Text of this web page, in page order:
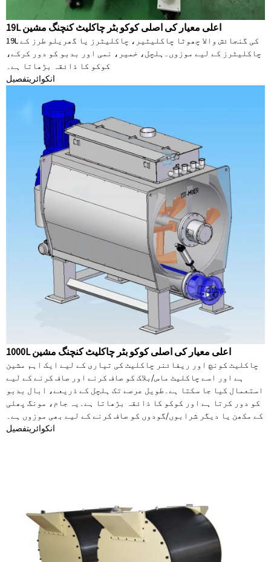
19L اعلی معیار کی اصلی کوکو بٹر چاکلیٹ کنچنگ مشین
19L کی گنجائش والا چھوٹا چاکلیٹیر، چاکلیٹرز یا گھریلو طرز کے
چاکلیٹرز کے لیے موزوں۔ہلچل، خمیر، نمی اور بدبو کو دور کرکے،
کوکو کا ذائقہ بڑھاتا ہے۔
انکوائریتفصیل
1000L اعلی معیار کی اصلی کوکو بٹر چاکلیٹ کنچنگ مشین
چاکلیٹ کونچ اور ریفائنر چاکلیٹ کی تیاری کے لیے ایک اہم مشین
ہے اور اسے چاکلیٹ ماس/بلاک کو صاف کرنے اور صاف کرنے کے لیے
استعمال کیا جا سکتا ہے۔طویل عرصے تک ہلچل کے ذریعے، ابال بدبو
کو دور کرتا ہے اور کوکو کا ذائقہ بڑھاتا ہے۔یہ جام، مونگ پھلی
کے مکھن یا دیگر شرابوں/گودوں کو صاف کرنے کے لیے بھی موزوں ہے۔
انکوائریتفصیل